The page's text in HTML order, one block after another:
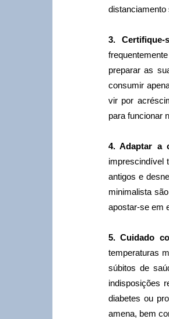
distanciamento
3.
preparar as
consumir
vir por
para funcionar
4. Adaptar a
imprescindível
antigos e
minimalista
apostar-se em
5. Cuidado
temperaturas
súbitos de
indisposições
diabetes ou
amena, bem